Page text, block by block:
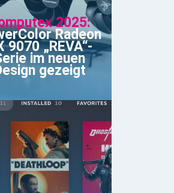
2025:
Radeon
9070 „REVA“-
im neuen
gezeigt